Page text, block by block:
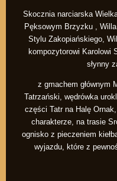
Skocznia narciarska
Pęksowym Brzyzku ,
Stylu Zakopiańskiego,
kompozytorowi Karolowi
słynny
z gmachem głównym
Tatrzański, wędrówka
części Tatr na Halę
charakterze, na trasie
ognisko z pieczeniem
wyjazdu, które z